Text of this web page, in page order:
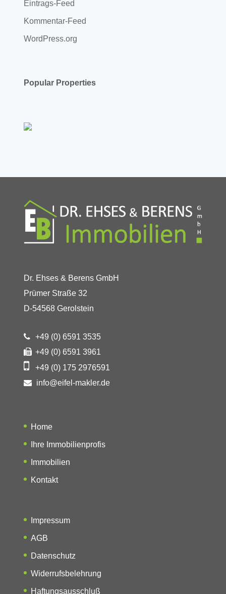
Eintrags-Feed
Kommentar-Feed
WordPress.org
Popular Properties
Dr. Ehses & Berens GmbH
Prümer Straße 32
D-54568 Gerolstein
+49 (0) 6591 3535
+49 (0) 6591 3961
+49 (0) 175 2976591
info@eifel-makler.de
Home
Ihre Immobilienprofis
Immobilien
Kontakt
Impressum
AGB
Datenschutz
Widerrufsbelehrung
Haftungsausschluß